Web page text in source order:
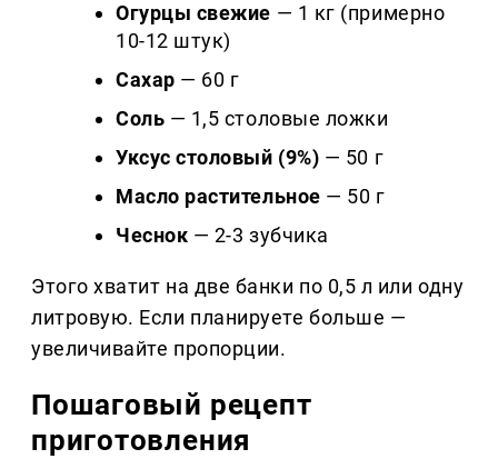
Огурцы свежие — 1 кг (примерно
10-12 штук)
Сахар — 60 г
Соль — 1,5 столовые ложки
Уксус столовый (9%) — 50 г
Масло растительное — 50 г
Чеснок — 2-3 зубчика
Этого хватит на две банки по 0,5 л или одну
литровую. Если планируете больше —
увеличивайте пропорции.
Пошаговый рецепт
приготовления